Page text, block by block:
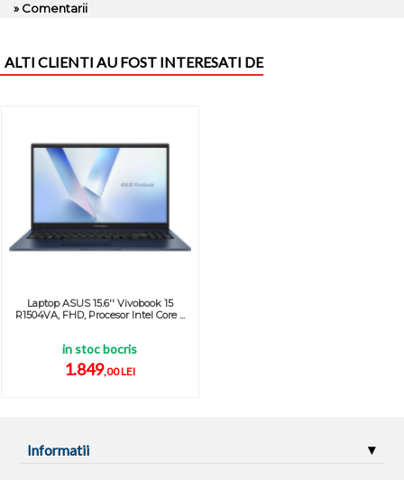
» Comentarii
ALTI CLIENTI AU FOST INTERESATI DE
Laptop ASUS 15.6'' Vivobook 15
R1504VA, FHD, Procesor Intel Core ...
in stoc bocris
1.849,00 LEI
Informatii